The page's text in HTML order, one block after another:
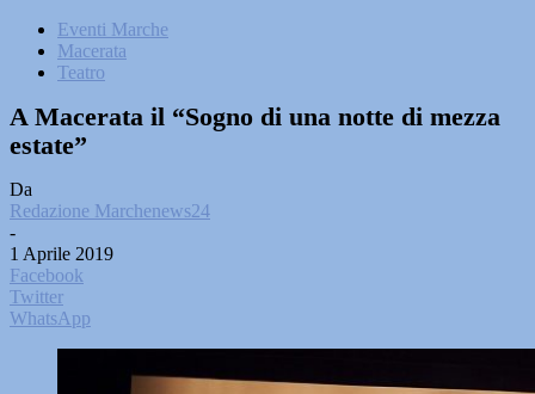
Eventi Marche
Macerata
Teatro
A Macerata il “Sogno di una notte di mezza
estate”
Da
Redazione Marchenews24
-
1 Aprile 2019
Facebook
Twitter
WhatsApp